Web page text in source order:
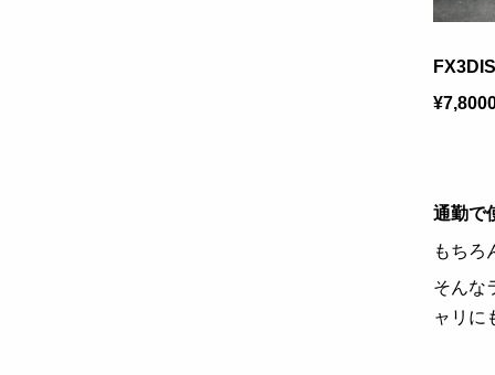
通勤で
もちろ
そんな
ャリに